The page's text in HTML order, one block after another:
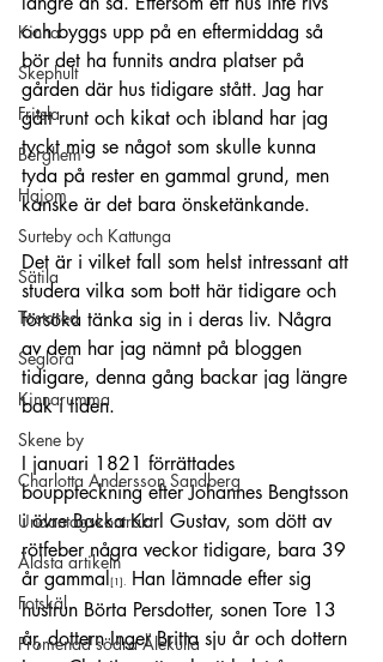
Kinna
Skephult
Fritsla
Berghem
Hajom
Surteby och Kattunga
Sätila
Tostared
Seglora
Kinnarumma
Skene by
Charlotta Andersson Sandberg
Undantagskontrakt
Äldsta artikeln
Fotskäl
Promenad södra Älekulla
och byggs upp på en eftermiddag så
bör det ha funnits andra platser på
gården där hus tidigare stått. Jag har
gått runt och kikat och ibland har jag
tyckt mig se något som skulle kunna
tyda på rester en gammal grund, men
kanske är det bara önsketänkande.
Det är i vilket fall som helst intressant att
studera vilka som bott här tidigare och
försöka tänka sig in i deras liv. Några
av dem har jag nämnt på bloggen
tidigare, denna gång backar jag längre
bak i tiden.
I januari 1821 förrättades
bouppteckning efter Johannes Bengtsson
i övre Backa Karl Gustav, som dött av
rötfeber några veckor tidigare, bara 39
år gammal [1]. Han lämnade efter sig
hustrun Börta Persdotter, sonen Tore 13
år, dottern Inger Britta sju år och dottern